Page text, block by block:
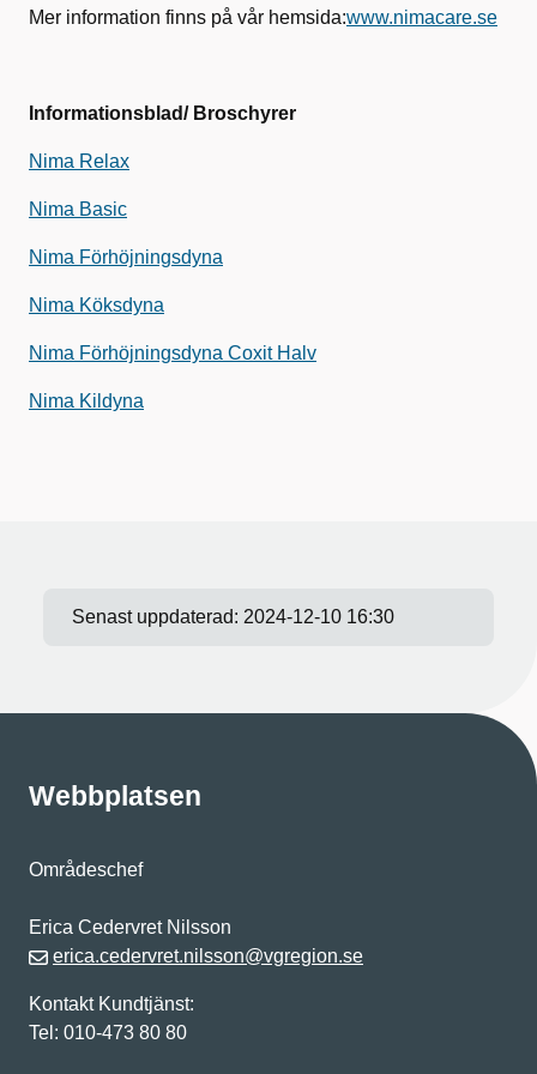
Mer information finns på vår hemsida:www.nimacare.se
Informationsblad/ Broschyrer
Nima Relax
Nima Basic
Nima Förhöjningsdyna
Nima Köksdyna
Nima Förhöjningsdyna CoxitHalv
Nima Kildyna
Senast uppdaterad: 2024-12-10 16:30
Webbplatsen
Områdeschef
Erica Cedervret Nilsson
erica.cedervret.nilsson@vgregion.se
Kontakt Kundtjänst:
Tel: 010-473 80 80